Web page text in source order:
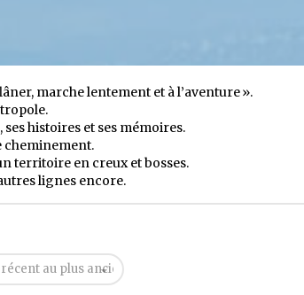
marche lentement et à l’aventure ».
histoires et ses mémoires.
cheminement.
territoire en creux et bosses.
lignes encore.
au plus ancien